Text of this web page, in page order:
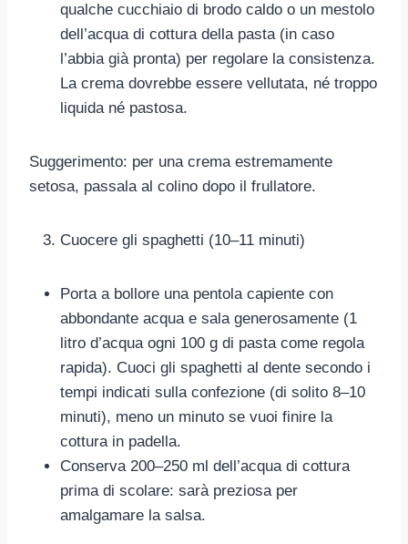
qualche cucchiaio di brodo caldo o un mestolo
dell’acqua di cottura della pasta (in caso
l’abbia già pronta) per regolare la consistenza.
La crema dovrebbe essere vellutata, né troppo
liquida né pastosa.
Suggerimento: per una crema estremamente
setosa, passala al colino dopo il frullatore.
Cuocere gli spaghetti (10–11 minuti)
Porta a bollore una pentola capiente con
abbondante acqua e sala generosamente (1
litro d’acqua ogni 100 g di pasta come regola
rapida). Cuoci gli spaghetti al dente secondo i
tempi indicati sulla confezione (di solito 8–10
minuti), meno un minuto se vuoi finire la
cottura in padella.
Conserva 200–250 ml dell’acqua di cottura
prima di scolare: sarà preziosa per
amalgamare la salsa.